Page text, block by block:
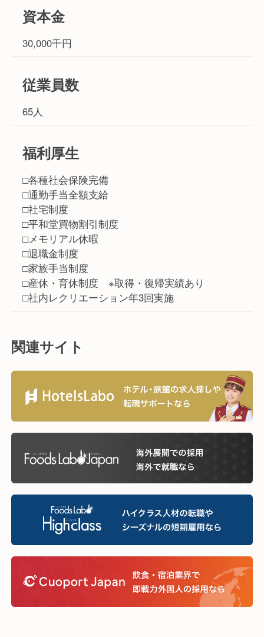
資本金
30,000千円
従業員数
65人
福利厚生
□各種社会保険完備
□通勤手当全額支給
□社宅制度
□平和堂買物割引制度
□メモリアル休暇
□退職金制度
□家族手当制度
□産休・育休制度 ※取得・復帰実績あり
□社内レクリエーション年3回実施
関連サイト